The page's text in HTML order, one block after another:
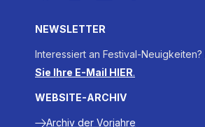
NEWSLETTER
Interessiert an Festival-Neuigkeiten?
Sie Ihre E-Mail HIER.
WEBSITE-ARCHIV
Archiv der Vorjahre